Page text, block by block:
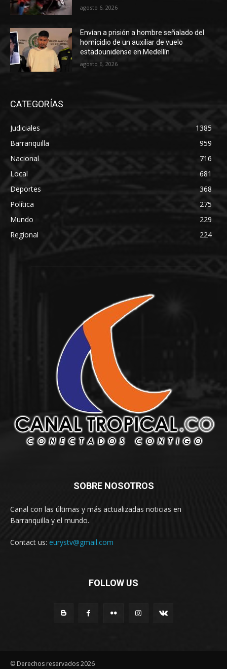
agosto 6, 2026
Envían a prisión a hombre señalado del
homicidio de un auxiliar de vuelo
estadounidense en Medellín
agosto 6, 2026
CATEGORÍAS
Judiciales
1385
Barranquilla
959
Nacional
716
Local
681
Deportes
368
Política
275
Mundo
229
Regional
224
SOBRE NOSOTROS
Canal con las últimas y más actualizadas noticias en
Barranquilla y el mundo.
Contact us: eurystv@gmail.com
FOLLOW US
© Derechos reservados 2026